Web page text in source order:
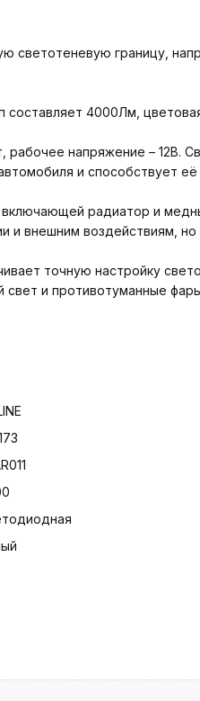
светотеневую границу,
составляет 4000Лм,
рабочее напряжение –
и способствует
радиатор и
и внешним воздействиям,
точную настройку
свет и противотуманные